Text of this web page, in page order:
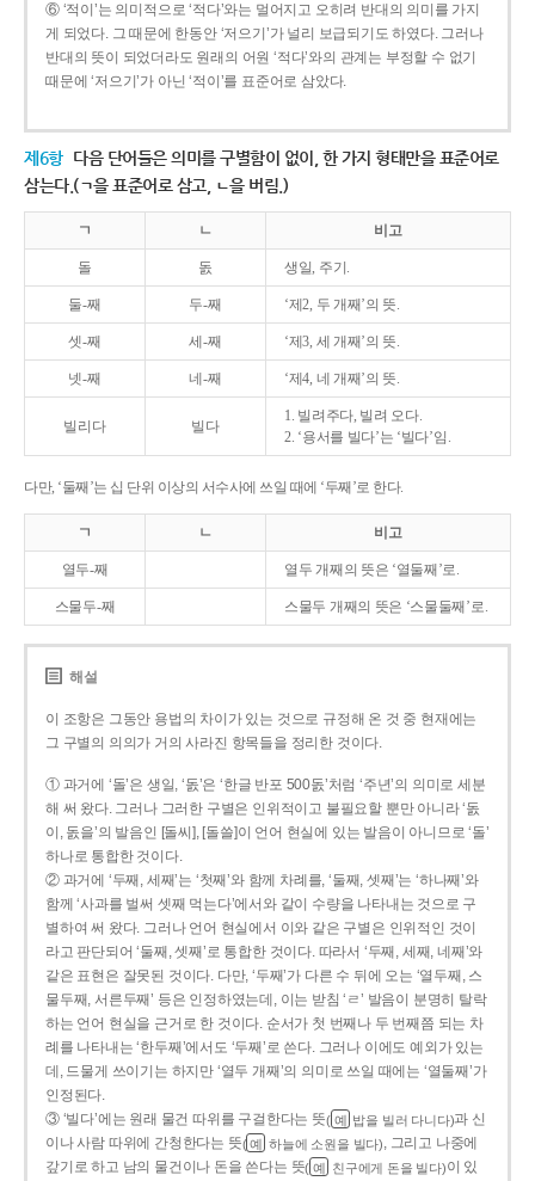
⑥ ‘적이’는 의미적으로 ‘적다’와는 멀어지고 오히려 반대의 의미를 가지
게 되었다. 그 때문에 한동안 ‘저으기’가 널리 보급되기도 하였다. 그러나
반대의 뜻이 되었더라도 원래의 어원 ‘적다’와의 관계는 부정할 수 없기
때문에 ‘저으기’가 아닌 ‘적이’를 표준어로 삼았다.
제6항 다음 단어들은 의미를 구별함이 없이, 한 가지 형태만을 표준어로
삼는다.(ㄱ을 표준어로 삼고, ㄴ을 버림.)
ㄱ ㄴ 비고
돌 돐 생일, 주기.
둘-째 두-째 ‘제2, 두 개째’의 뜻.
셋-째 세-째 ‘제3, 세 개째’의 뜻.
넷-째 네-째 ‘제4, 네 개째’의 뜻.
빌리다 빌다
1. 빌려주다, 빌려 오다.
2. ‘용서를 빌다’는 ‘빌다’임.
다만, ‘둘째’는 십 단위 이상의 서수사에 쓰일 때에 ‘두째’로 한다.
ㄱ ㄴ 비고
열두-째 열두 개째의 뜻은 ‘열둘째’로.
스물두-째 스물두 개째의 뜻은 ‘스물둘째’로.
해설
이 조항은 그동안 용법의 차이가 있는 것으로 규정해 온 것 중 현재에는
그 구별의 의의가 거의 사라진 항목들을 정리한 것이다.
① 과거에 ‘돌’은 생일, ‘돐’은 ‘한글 반포 500돐’처럼 ‘주년’의 의미로 세분
해 써 왔다. 그러나 그러한 구별은 인위적이고 불필요할 뿐만 아니라 ‘돐
이, 돐을’의 발음인 [돌씨], [돌쓸]이 언어 현실에 있는 발음이 아니므로 ‘돌’
하나로 통합한 것이다.
② 과거에 ‘두째, 세째’는 ‘첫째’와 함께 차례를, ‘둘째, 셋째’는 ‘하나째’와
함께 ‘사과를 벌써 셋째 먹는다’에서와 같이 수량을 나타내는 것으로 구
별하여 써 왔다. 그러나 언어 현실에서 이와 같은 구별은 인위적인 것이
라고 판단되어 ‘둘째, 셋째’로 통합한 것이다. 따라서 ‘두째, 세째, 네째’와
같은 표현은 잘못된 것이다. 다만, ‘두째’가 다른 수 뒤에 오는 ‘열두째, 스
물두째, 서른두째’ 등은 인정하였는데, 이는 받침 ‘ㄹ’ 발음이 분명히 탈락
하는 언어 현실을 근거로 한 것이다. 순서가 첫 번째나 두 번째쯤 되는 차
례를 나타내는 ‘한두째’에서도 ‘두째’로 쓴다. 그러나 이에도 예외가 있는
데, 드물게 쓰이기는 하지만 ‘열두 개째’의 의미로 쓰일 때에는 ‘열둘째’가
인정된다.
③ ‘빌다’에는 원래 물건 따위를 구걸한다는 뜻( 예 밥을 빌러 다니다)과 신
이나 사람 따위에 간청한다는 뜻( 예 하늘에 소원을 빌다), 그리고 나중에
갚기로 하고 남의 물건이나 돈을 쓴다는 뜻( 예 친구에게 돈을 빌다)이 있